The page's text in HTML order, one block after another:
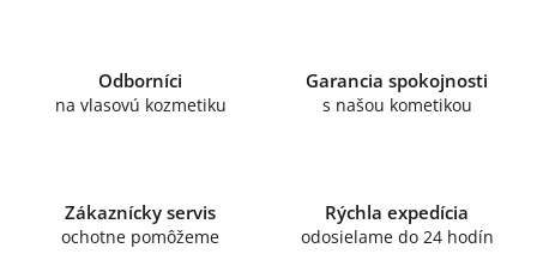
Odborníci
na vlasovú kozmetiku
Garancia spokojnosti
s našou kometikou
Zákaznícky servis
ochotne pomôžeme
Rýchla expedícia
odosielame do 24 hodín